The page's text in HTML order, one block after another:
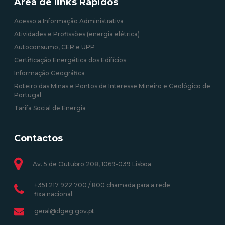
Acesso a Informação Administrativa
Atividades e Profissões (energia elétrica)
Autoconsumo, CER e UPP
Certificação Energética dos Edifícios
Informação Geográfica
Roteiro das Minas e Pontos de Interesse Mineiro e Geológico de
Portugal
Tarifa Social de Energia
Contactos
Av. 5 de Outubro 208, 1069-039 Lisboa
+351 217 922 700 / 800 chamada para a rede
fixa nacional
geral@dgeg.gov.pt